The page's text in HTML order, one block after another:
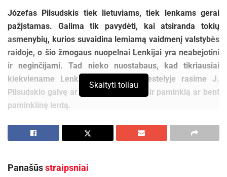
Józefas Pilsudskis tiek lietuviams, tiek lenkams gerai
pažįstamas. Galima tik pavydėti, kai atsiranda tokių
asmenybių, kurios suvaidina lemiamą vaidmenį valstybės
raidoje, o šio žmogaus nuopelnai Lenkijai yra neabejotini
ir neginčijami. Tad nieko nuostabaus, kad tikriausiai
kiekviename Lenkijos mieste ir miestelyje rasime J.
Pilsudskio galvę ar aikštę, o neretai – ir paminklą ar bent
paminklinę lentą.
valstybės veikėją, tačiau dabar tokių beveik nerastume.
veiklos. Pavyzdžiui, Lenkijos istoriko Zbigniewo Gluzos
Skaityti toliau
Panašūsstraipsniai